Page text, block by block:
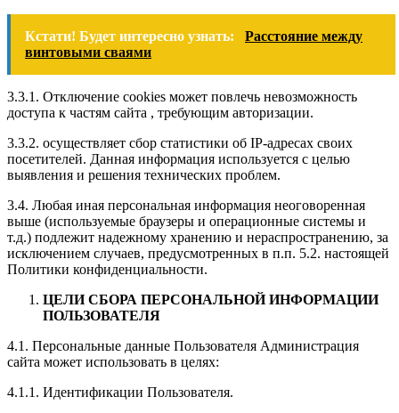
Кстати! Будет интересно узнать:
Расстояние между
винтовыми сваями
3.3.1. Отключение cookies может повлечь невозможность
доступа к частям сайта , требующим авторизации.
3.3.2. осуществляет сбор статистики об IP-адресах своих
посетителей. Данная информация используется с целью
выявления и решения технических проблем.
3.4. Любая иная персональная информация неоговоренная
выше (используемые браузеры и операционные системы и
т.д.) подлежит надежному хранению и нераспространению, за
исключением случаев, предусмотренных в п.п. 5.2. настоящей
Политики конфиденциальности.
ЦЕЛИ СБОРА ПЕРСОНАЛЬНОЙ ИНФОРМАЦИИ
ПОЛЬЗОВАТЕЛЯ
4.1. Персональные данные Пользователя Администрация
сайта может использовать в целях:
4.1.1. Идентификации Пользователя.